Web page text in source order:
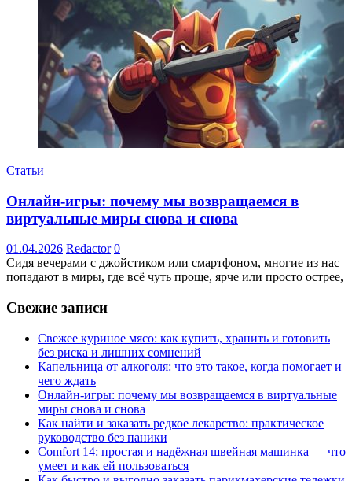
Статьи
Онлайн-игры: почему мы возвращаемся в
виртуальные миры снова и снова
01.04.2026 Redactor 0
Сидя вечерами с джойстиком или смартфоном, многие из нас
попадают в миры, где всё чуть проще, ярче или просто острее,
Свежие записи
Свежее куриное мясо: как купить, хранить и готовить
без риска и лишних сомнений
Капельница от алкоголя: что это такое, когда помогает и
чего ждать
Онлайн-игры: почему мы возвращаемся в виртуальные
миры снова и снова
Как найти и заказать редкое лекарство: практическое
руководство без паники
Comfort 14: простая и надёжная швейная машинка — что
умеет и как ей пользоваться